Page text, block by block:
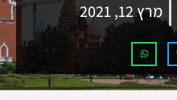
מרץ 12, 2021